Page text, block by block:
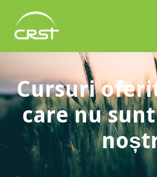
Cursuri
care nu